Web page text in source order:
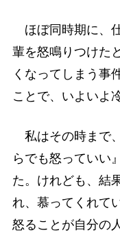
ほぼ同時期に、
輩を怒鳴りつけた
くなってしまう事
ことで、いよいよ
私はその時まで
らでも怒っていい
た。けれども、結
れ、慕ってくれて
怒ることが自分の